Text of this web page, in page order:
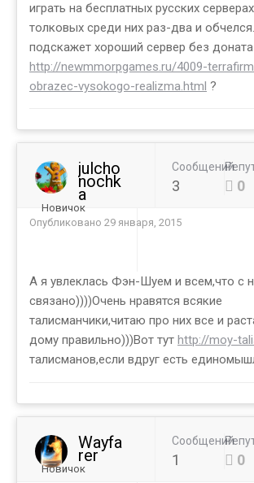
играть на бесплатных русских
толковых среди них раз-два и
подскажет хороший сервер без
http://newmmorpgames.ru/4009-
obrazec-vysokogo-realizma.html ?
julcho
nochk
a
Новичок
Сообщений
3 0
Опубликовано 29 января, 2015
А я увлеклась Фэн-Шуем и всем,что с
связано))))Очень нравятся всякие
талисманчики,читаю про них все и
дому правильно)))Вот тут http://moy-
талисманов,если вдруг есть
Wayfa
rer
Новичок
Сообщений
1 0